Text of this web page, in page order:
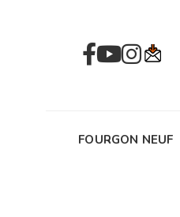
FOURGON NEUF